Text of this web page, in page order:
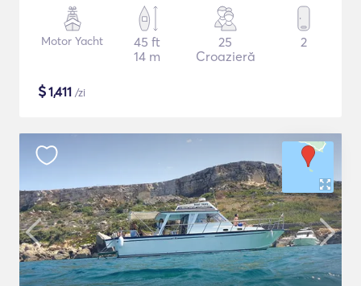
Motor Yacht
45 ft
14 m
25
Croazieră
2
$1,411 /zi